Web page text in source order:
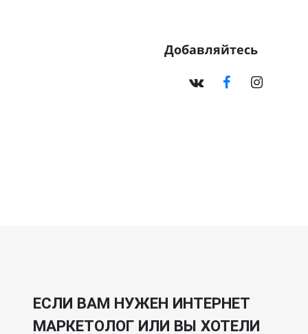
Добавляйтесь
ЕСЛИ ВАМ НУЖЕН ИНТЕРНЕТ
МАРКЕТОЛОГ ИЛИ ВЫ ХОТЕЛИ